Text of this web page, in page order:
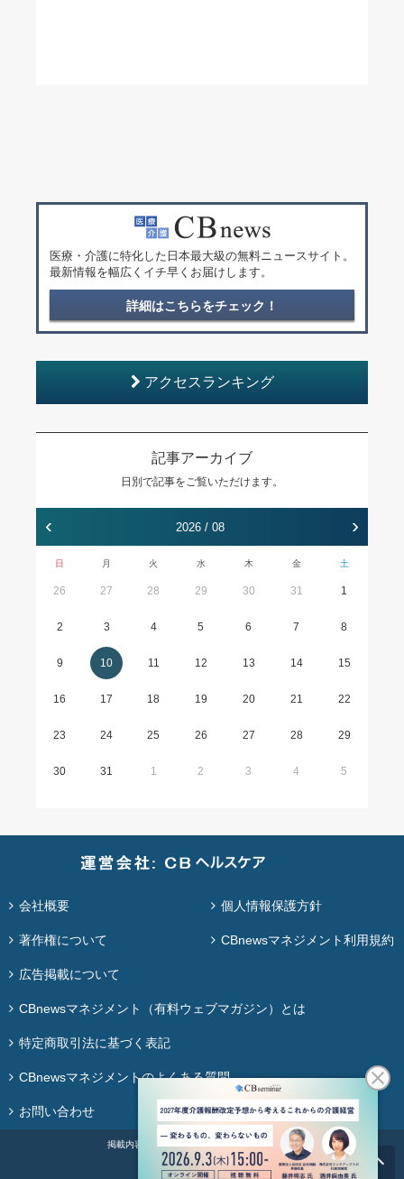
医療・介護に特化した日本最大級の無料ニュースサイト。
最新情報を幅広くイチ早くお届けします。
詳細はこちらをチェック！
アクセスランキング
記事アーカイブ
日別で記事をご覧いただけます。
‹ 2026 / 08 ›
日 月 火 水 木 金 土
26 27 28 29 30 31 1
2 3 4 5 6 7 8
9 10 11 12 13 14 15
16 17 18 19 20 21 22
23 24 25 26 27 28 29
30 31 1 2 3 4 5
会社概要 個人情報保護方針
著作権について CBnewsマネジメント利用規約
広告掲載について
CBnewsマネジメント（有料ウェブマガジン）とは
特定商取引法に基づく表記
CBnewsマネジメントのよくある質問
お問い合わせ
掲載内容の無断転載・再配布は固く禁じます。
© ＣＢ Healthcare Co., Ltd.